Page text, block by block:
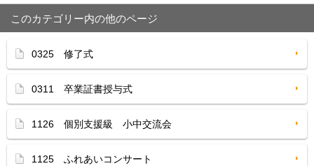
このカテゴリー内の他のページ
0325 修了式
0311 卒業証書授与式
1126 個別支援級 小中交流会
1125 ふれあいコンサート